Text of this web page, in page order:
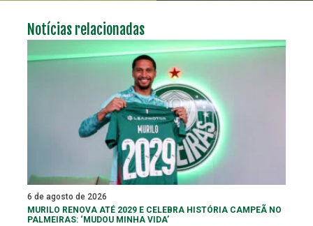
Notícias relacionadas
6 de agosto de 2026
MURILO RENOVA ATÉ 2029 E CELEBRA HISTÓRIA CAMPEÃ NO
PALMEIRAS: ‘MUDOU MINHA VIDA’